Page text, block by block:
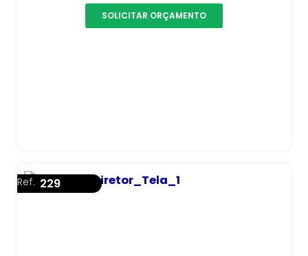
SOLICITAR ORÇAMENTO
Ref. 229